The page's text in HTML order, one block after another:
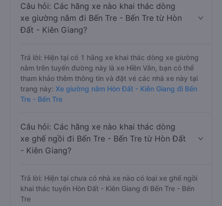
Câu hỏi: Các hãng xe nào khai thác dòng
xe giường nằm đi Bến Tre - Bến Tre từ Hòn
Đất - Kiên Giang?
Trả lời: Hiện tại có 1 hãng xe khai thác dòng xe giường
nằm trên tuyến đường này là xe Hiền Vân, bạn có thể
tham khảo thêm thông tin và đặt vé các nhà xe này tại
trang này: Xe giường nằm Hòn Đất - Kiên Giang đi Bến
Tre - Bến Tre
Câu hỏi: Các hãng xe nào khai thác dòng
xe ghế ngồi đi Bến Tre - Bến Tre từ Hòn Đất
- Kiên Giang?
Trả lời: Hiện tại chưa có nhà xe nào có loại xe ghế ngồi
khai thác tuyến Hòn Đất - Kiên Giang đi Bến Tre - Bến
Tre